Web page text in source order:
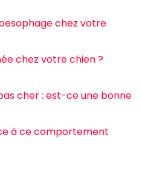
chez votre
chez votre chien ?
cher : est-ce une bonne
à ce comportement